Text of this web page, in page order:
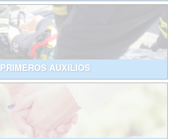
PRIMEROS AUXILIOS